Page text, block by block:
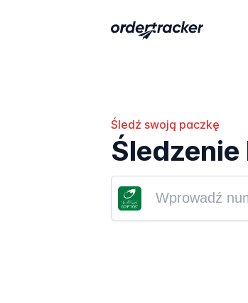
Śledź swoją paczkę